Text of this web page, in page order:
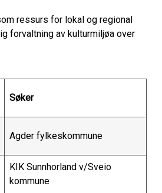
ressurs for lokal og regional
forvaltning av kulturmiljøa over
Søker
Agder fylkeskommune
KIK Sunnhorland v/Sveio
kommune